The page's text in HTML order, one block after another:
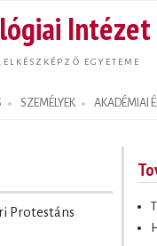
tartalomra
Intézet
EGYETEME
SZEMÉLYEK AKADÉMIAI
Protestáns